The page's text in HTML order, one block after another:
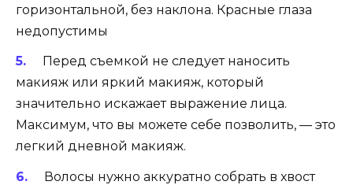
горизонтальной, без наклона. Красные глаза
недопустимы
Перед съемкой не следует наносить
макияж или яркий макияж, который
значительно искажает выражение лица.
Максимум, что вы можете себе позволить, — это
легкий дневной макияж.
Волосы нужно аккуратно собрать в хвост